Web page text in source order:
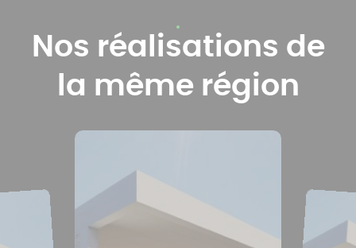
Nos réalisations de
la même région